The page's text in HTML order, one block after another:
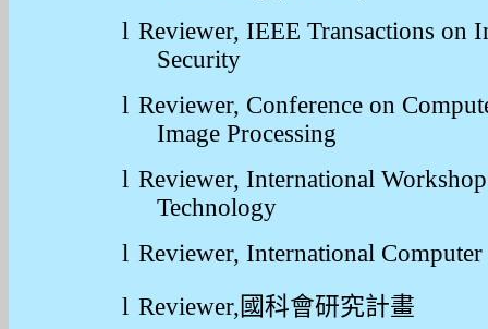
l Reviewer, IEEE Transactions on
Security
l Reviewer, Conference on
Image Processing
l Reviewer, International
Technology
l Reviewer, International
l Reviewer, 國科會研究計畫